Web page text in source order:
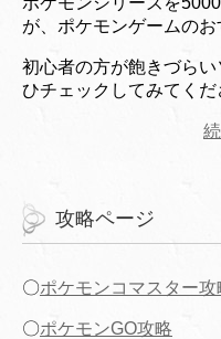
が、ポケモンゲームのお
初心者の方が飽きづら
ひチェックしてみてくだ
攻略ページ
〇ポケモンコマスター攻
〇ポケモンGO攻略